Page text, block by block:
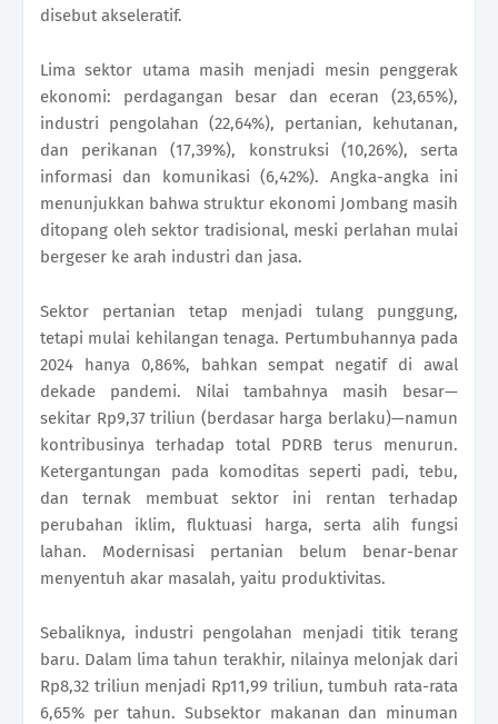
disebut akseleratif.
Lima sektor utama masih menjadi mesin penggerak
ekonomi: perdagangan besar dan eceran (23,65%),
industri pengolahan (22,64%), pertanian, kehutanan,
dan perikanan (17,39%), konstruksi (10,26%), serta
informasi dan komunikasi (6,42%). Angka-angka ini
menunjukkan bahwa struktur ekonomi Jombang masih
ditopang oleh sektor tradisional, meski perlahan mulai
bergeser ke arah industri dan jasa.
Sektor pertanian tetap menjadi tulang punggung,
tetapi mulai kehilangan tenaga. Pertumbuhannya pada
2024 hanya 0,86%, bahkan sempat negatif di awal
dekade pandemi. Nilai tambahnya masih besar—
sekitar Rp9,37 triliun (berdasar harga berlaku)—namun
kontribusinya terhadap total PDRB terus menurun.
Ketergantungan pada komoditas seperti padi, tebu,
dan ternak membuat sektor ini rentan terhadap
perubahan iklim, fluktuasi harga, serta alih fungsi
lahan. Modernisasi pertanian belum benar-benar
menyentuh akar masalah, yaitu produktivitas.
Sebaliknya, industri pengolahan menjadi titik terang
baru. Dalam lima tahun terakhir, nilainya melonjak dari
Rp8,32 triliun menjadi Rp11,99 triliun, tumbuh rata-rata
6,65% per tahun. Subsektor makanan dan minuman